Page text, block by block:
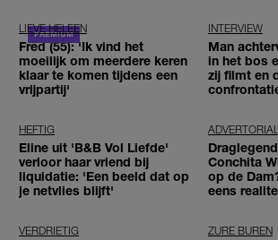
LIEVE HELEEN
Fred (55): 'Ik vind het
moeilijk om meerdere keren
klaar te komen tijdens een
vrijpartij'
INTERVIEW
Man
in het bos
zij filmt en
HEFTIG
Eline uit 'B&B Vol Liefde'
verloor haar vriend bij
liquidatie: 'Een beeld dat op
je netvlies blijft'
ADVERTORIAL
Conchita
op de
eens
VERDRIETIG ZURE BUREN